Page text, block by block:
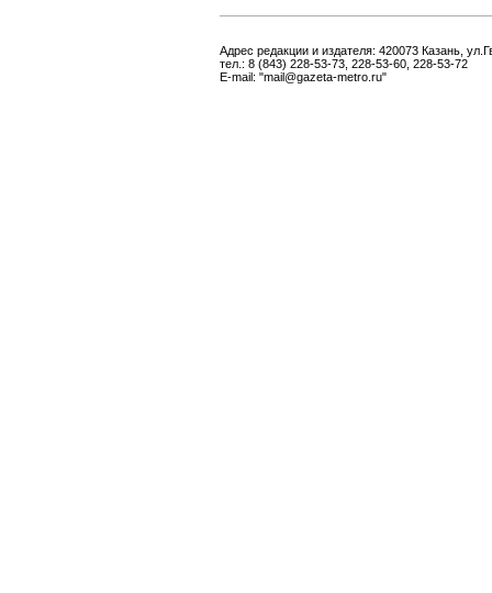
Адрес редакции и издателя: 420073 Казань,
тел.: 8 (843) 228-53-73, 228-53-60, 228-53-72
E-mail: "mail@gazeta-metro.ru"